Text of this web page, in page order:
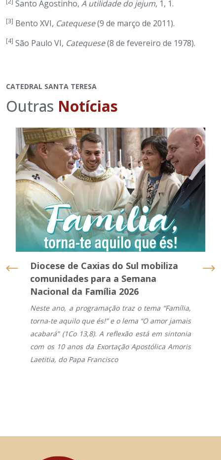
Santo Agostinho, A utilidade do jejum, 1, 1.
[3] Bento XVI, Catequese(9 de março de 2011).
[4] São Paulo VI, Catequese(8 de fevereiro de 1978).
CATEDRAL SANTA TERESA
Outras Notícias
Diocese de Caxias do Sul mobiliza
comunidades para a Semana
Nacional da Família 2026
Neste ano, a programação traz o tema “Família,
torna-te aquilo que és!” e o lema “O amor jamais
acabará” (1Co 13,8). A reflexão está em sintonia
com os 10 anos da Exortação Apostólica Amoris
Laetitia, do Papa Francisco